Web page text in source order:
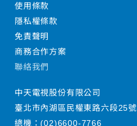
使用條款
隱私權條款
免責聲明
商務合作方案
聯絡我們
中天電視股份有限公司
臺北市內湖區民權東路六段25號
總機：(02)6600-7766